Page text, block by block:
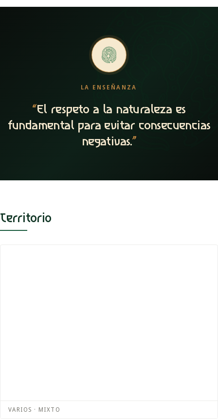
LA ENSEÑANZA
“El respeto a la naturaleza es
fundamental para evitar consecuencias
negativas.”
Territorio
VARIOS · MIXTO